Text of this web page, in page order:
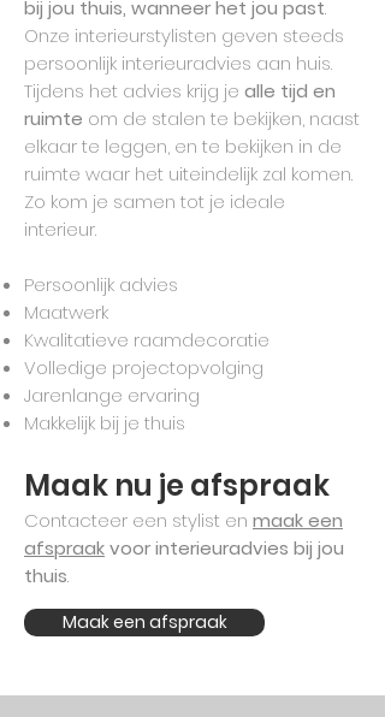
bij jou thuis, wanneer het jou past.
Onze interieurstylisten geven steeds
persoonlijk interieuradvies aan huis.
Tijdens het advies krijg je alle tijd en
ruimte om de stalen te bekijken, naast
elkaar te leggen, en te bekijken in de
ruimte waar het uiteindelijk zal komen.
Zo kom je samen tot je ideale
interieur.
Persoonlijk advies
Maatwerk
Kwalitatieve raamdecoratie
Volledige projectopvolging
Jarenlange ervaring
Makkelijk bij je thuis
Maak nu je afspraak
Contacteer een stylist en maak een
afspraakvoor interieuradvies bij jou
thuis.
Maak een afspraak